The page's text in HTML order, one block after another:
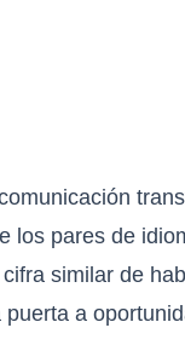
los pares de
similar de
a